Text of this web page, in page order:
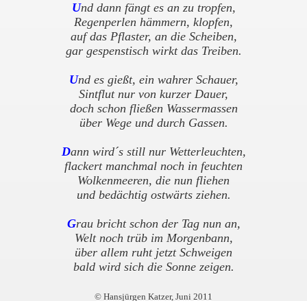
Und dann fängt es an zu tropfen,
Regenperlen hämmern, klopfen,
auf das Pflaster, an die Scheiben,
gar gespenstisch wirkt das Treiben.
Und es gießt, ein wahrer Schauer,
Sintflut nur von kurzer Dauer,
doch schon fließen Wassermassen
über Wege und durch Gassen.
Dann wird´s still nur Wetterleuchten,
flackert manchmal noch in feuchten
Wolkenmeeren, die nun fliehen
und bedächtig ostwärts ziehen.
Grau bricht schon der Tag nun an,
Welt noch trüb im Morgenbann,
über allem ruht jetzt Schweigen
bald wird sich die Sonne zeigen.
© Hansjürgen Katzer, Juni 2011